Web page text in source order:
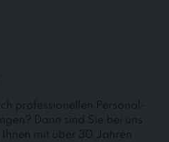
professionellen Personal-
Dann sind Sie bei uns
mit über 30 Jahren